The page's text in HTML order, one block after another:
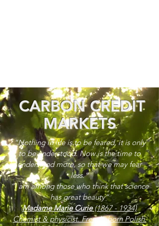
CARBON CREDIT
MARKETS
“Nothing in life is to be feared, it is only
to be understood. Now is the time to
understand more, so that we may fear
less.”
“I am among those who think that science
has great beauty”
Madame Marie Curie(1867 - 1934)
Chemist & physicist. French, born Polish.